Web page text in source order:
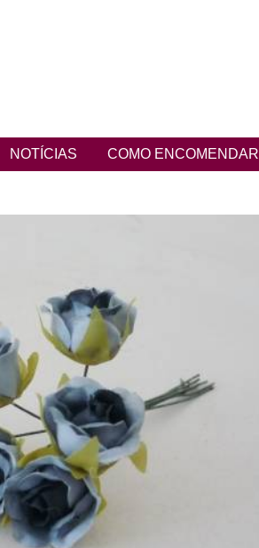
NOTÍCIAS COMO ENCOMENDAR